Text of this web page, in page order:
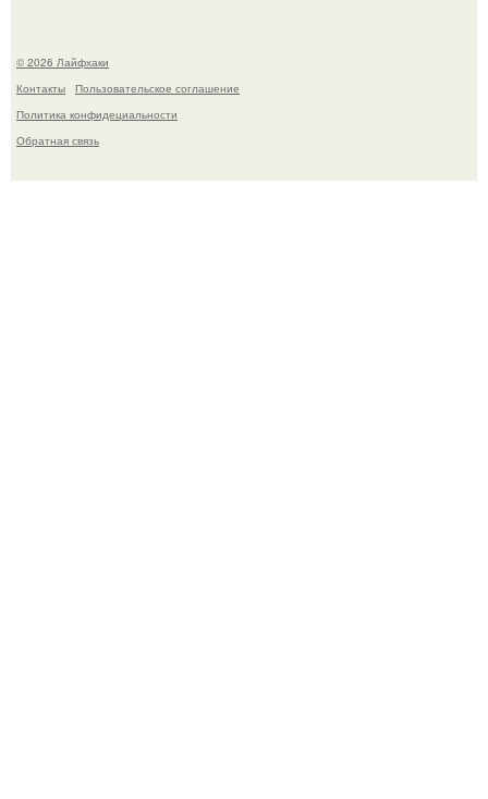
© 2026 Лайфхаки
Контакты
Пользовательское соглашение
Политика конфидециальности
Обратная связь